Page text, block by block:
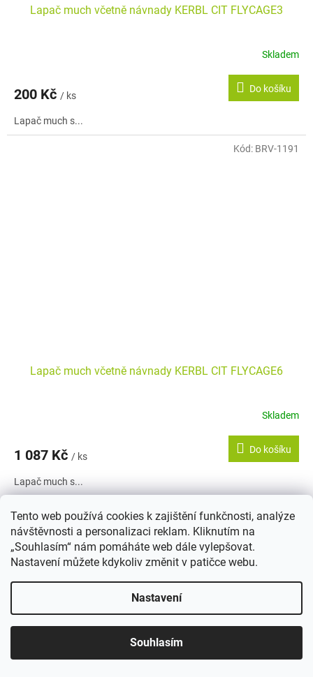
Tento web používá cookies k zajištění funkčnosti, analýze
návštěvnosti a personalizaci reklam. Kliknutím na
„Souhlasím“ nám pomáháte web dále vylepšovat.
Nastavení můžete kdykoliv změnit v patičce webu.
Nastavení
Souhlasím
Lapač much včetně návnady KERBL CIT FLYCAGE3
Skladem
200 Kč / ks
Do košíku
Lapač much s...
Lapač much včetně návnady KERBL CIT FLYCAGE6
Skladem
1 087 Kč / ks
Do košíku
Lapač much s...
Kód: BRV-1191
Kód: BRV-0865